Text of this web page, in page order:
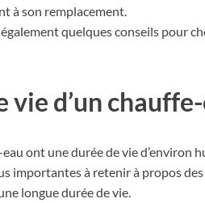
à son remplacement.
quelques conseils pour
vie d’un
ont une durée de vie d’environ
importantes à retenir à propos
longue durée de vie.